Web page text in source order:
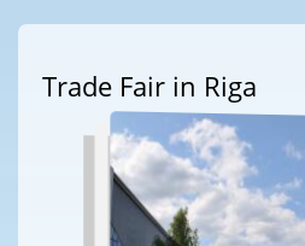
Trade Fair in Riga